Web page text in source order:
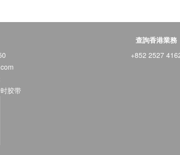
胶带
查詢香港業務
+852 2527